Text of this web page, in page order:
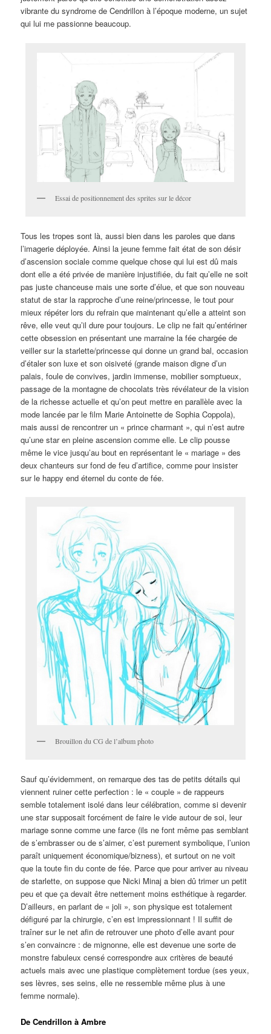
vibrante du syndrome de Cendrillon à l’époque moderne, un sujet
qui lui me passionne beaucoup.
Essai de positionnement des sprites sur le décor
Tous les tropes sont là, aussi bien dans les paroles que dans
l’imagerie déployée. Ainsi la jeune femme fait état de son désir
d’ascension sociale comme quelque chose qui lui est dû mais
dont elle a été privée de manière injustifiée, du fait qu’elle ne soit
pas juste chanceuse mais une sorte d’élue, et que son nouveau
statut de star la rapproche d’une reine/princesse, le tout pour
mieux répéter lors du refrain que maintenant qu’elle a atteint son
rêve, elle veut qu’il dure pour toujours. Le clip ne fait qu’entériner
cette obsession en présentant une marraine la fée chargée de
veiller sur la starlette/princesse qui donne un grand bal, occasion
d’étaler son luxe et son oisiveté (grande maison digne d’un
palais, foule de convives, jardin immense, mobilier somptueux,
passage de la montagne de chocolats très révélateur de la vision
de la richesse actuelle et qu’on peut mettre en parallèle avec la
mode lancée par le film Marie Antoinette de Sophia Coppola),
mais aussi de rencontrer un « prince charmant », qui n’est autre
qu’une star en pleine ascension comme elle. Le clip pousse
même le vice jusqu’au bout en représentant le « mariage » des
deux chanteurs sur fond de feu d’artifice, comme pour insister
sur le happy end éternel du conte de fée.
Brouillon du CG de l’album photo
Sauf qu’évidemment, on remarque des tas de petits détails qui
viennent ruiner cette perfection : le « couple » de rappeurs
semble totalement isolé dans leur célébration, comme si devenir
une star supposait forcément de faire le vide autour de soi, leur
mariage sonne comme une farce (ils ne font même pas semblant
de s’embrasser ou de s’aimer, c’est purement symbolique, l’union
paraît uniquement économique/bizness), et surtout on ne voit
que la toute fin du conte de fée. Parce que pour arriver au niveau
de starlette, on suppose que Nicki Minaj a bien dû trimer un petit
peu et que ça devait être nettement moins esthétique à regarder.
D’ailleurs, en parlant de « joli », son physique est totalement
défiguré par la chirurgie, c’en est impressionnant ! Il suffit de
traîner sur le net afin de retrouver une photo d’elle avant pour
s’en convaincre : de mignonne, elle est devenue une sorte de
monstre fabuleux censé correspondre aux critères de beauté
actuels mais avec une plastique complètement tordue (ses yeux,
ses lèvres, ses seins, elle ne ressemble même plus à une
femme normale).
De Cendrillon à Ambre